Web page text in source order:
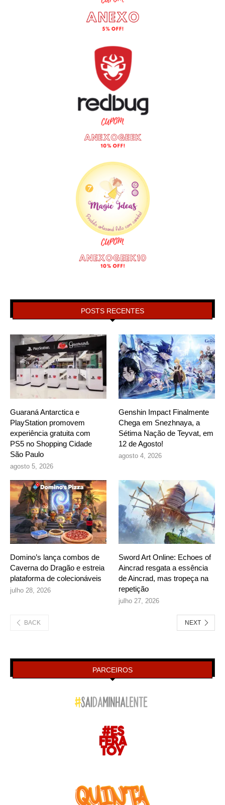
POSTS RECENTES
Guaraná Antarctica e
PlayStation promovem
experiência gratuita com
PS5 no Shopping Cidade
São Paulo
agosto 5, 2026
Genshin Impact Finalmente
Chega em Snezhnaya, a
Sétima Nação de Teyvat, em
12 de Agosto!
agosto 4, 2026
Domino’s lança combos de
Caverna do Dragão e estreia
plataforma de colecionáveis
julho 28, 2026
Sword Art Online: Echoes of
Aincrad resgata a essência
de Aincrad, mas tropeça na
repetição
julho 27, 2026
BACK NEXT
PARCEIROS